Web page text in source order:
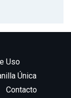
Uso
Única
Contacto